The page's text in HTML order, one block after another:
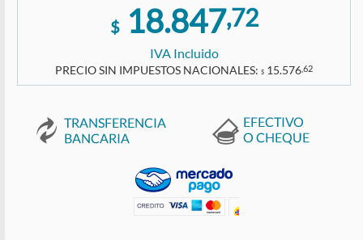
$ 18.847,72
IVA Incluido
PRECIO SIN IMPUESTOS NACIONALES: $ 15.576,62